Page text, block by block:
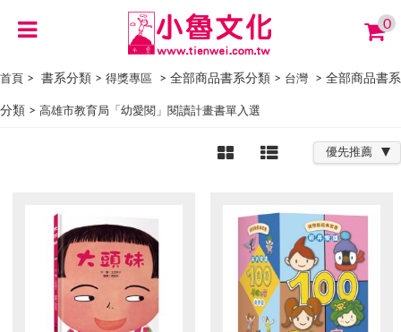
0
首頁 > 書系分類 > 得獎專區 > 全部商品書系分類 > 台灣 > 全部商品書系
分類 > 高雄市教育局「幼愛閱」閱讀計畫書單入選
優先推薦